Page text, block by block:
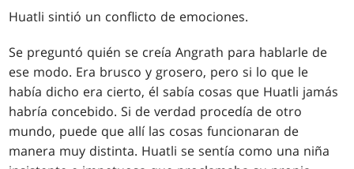
Huatli sintió un conflicto de emociones.
Se preguntó quién se creía Angrath para hablarle de
ese modo. Era brusco y grosero, pero si lo que le
había dicho era cierto, él sabía cosas que Huatli jamás
habría concebido. Si de verdad procedía de otro
mundo, puede que allí las cosas funcionaran de
manera muy distinta. Huatli se sentía como una niña